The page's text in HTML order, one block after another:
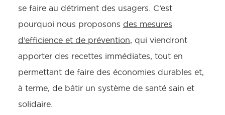
se faire au détriment des usagers. C’est
pourquoi nous proposons des mesures
d’efficience et de prévention, qui viendront
apporter des recettes immédiates, tout en
permettant de faire des économies durables et,
à terme, de bâtir un système de santé sain et
solidaire.